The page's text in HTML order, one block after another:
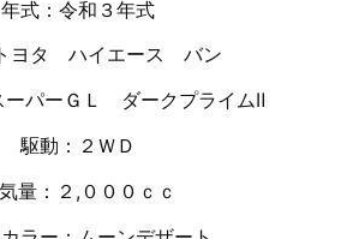
年式：令和３年式
ヨタ ハイエース バン
ーパーＧＬ ダークプライムⅡ
駆動：２ＷＤ
量：２,０００ｃｃ